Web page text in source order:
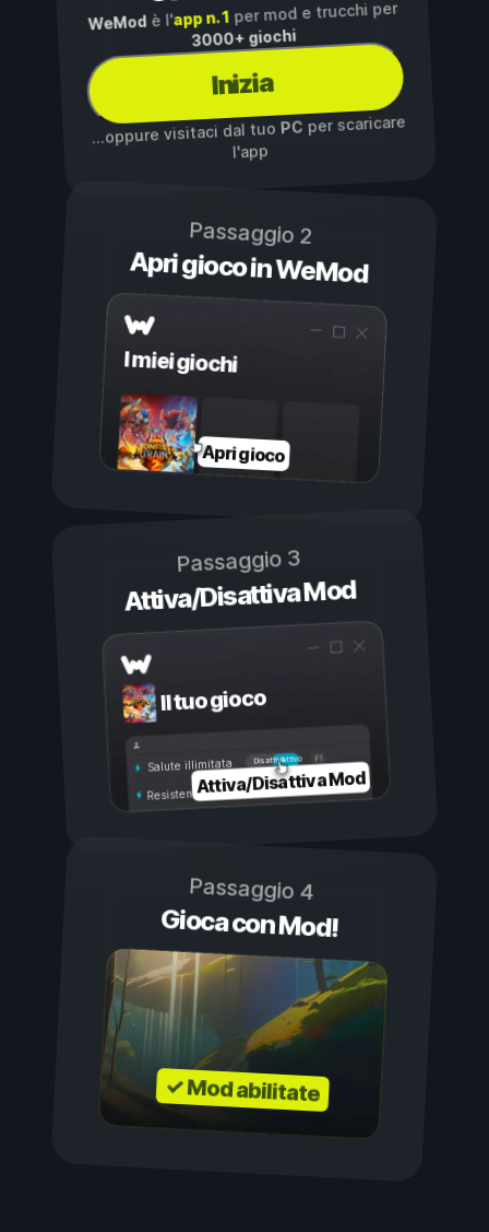
WeMod è l'app n. 1per mod e trucchi per
3000+ giochi
Inizia
...oppure visitaci dal tuoPC per scaricare
l'app
Passaggio 2
Apri gioco in WeMod
I miei giochi
Apri gioco
Passaggio 3
Attiva/Disattiva Mod
Il tuo gioco
Attivo
Disattivo
Salute illimitata
Resistenza illimitata
Attiva/Disattiva Mod
Passaggio 4
Gioca con Mod!
✓ Mod abilitate